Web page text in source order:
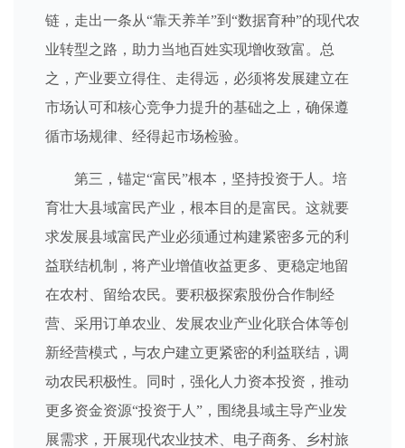
链，走出一条从“靠天养羊”到“数据育种”的现代农
业转型之路，助力当地百姓实现增收致富。总
之，产业要立得住、走得远，必须将发展建立在
市场认可和核心竞争力提升的基础之上，确保遵
循市场规律、经得起市场检验。
第三，锚定“富民”根本，坚持投资于人。培
育壮大县域富民产业，根本目的是富民。这就要
求发展县域富民产业必须通过构建紧密多元的利
益联结机制，将产业增值收益更多、更稳定地留
在农村、留给农民。要积极探索股份合作制经
营、采用订单农业、发展农业产业化联合体等创
新经营模式，与农户建立更紧密的利益联结，调
动农民积极性。同时，强化人力资本投资，推动
更多资金资源“投资于人”，围绕县域主导产业发
展需求，开展现代农业技术、电子商务、乡村旅